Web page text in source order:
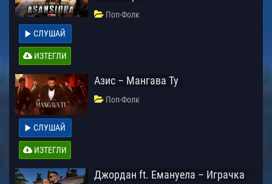
Поп-Фолк
СЛУШАЙ
ИЗТЕГЛИ
Азис – Мангава Ту
Поп-Фолк
СЛУШАЙ
ИЗТЕГЛИ
Джордан ft. Емануела – Играчка